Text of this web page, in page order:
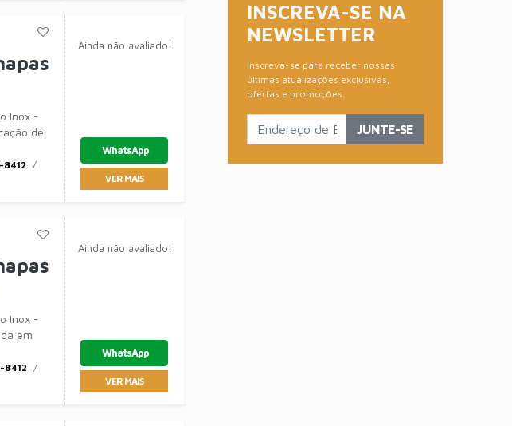
Inox -
de
8412
Ainda não avaliado!
WhatsApp
VER MAIS
Inox -
em
8412
Ainda não avaliado!
WhatsApp
VER MAIS
INSCREVA-SE NA
NEWSLETTER
Inscreva-se para receber nossas
últimas atualizações exclusivas,
ofertas e promoções.
JUNTE-SE